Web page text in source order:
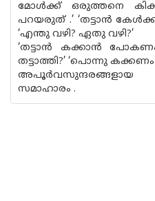
മോള്‍ക്ക്‌ ഒരുത്തനെ
പറയരുത് .’ ‘തട്ടാ‌ന്‍
‘എന്തു വഴി? ഏതു വഴി?’
‘തട്ടാ‌ന്‍ കക്കാ‌ന്‍
തട്ടാത്തി?’ ‘പൊന്നു കക്കണം
സമാഹാരം .